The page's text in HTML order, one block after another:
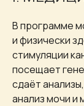
В программе
и физически
стимуляции
посещает
сдаёт
анализ мочи и